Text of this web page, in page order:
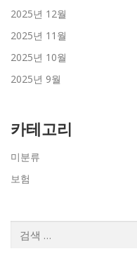
2025년 12월
2025년 11월
2025년 10월
2025년 9월
카테고리
미분류
보험